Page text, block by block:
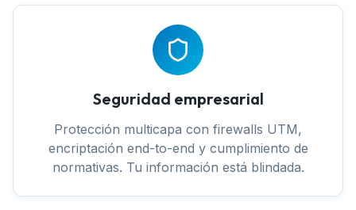
Seguridad empresarial
Protección multicapa con firewalls UTM,
encriptación end-to-end y cumplimiento de
normativas. Tu información está blindada.